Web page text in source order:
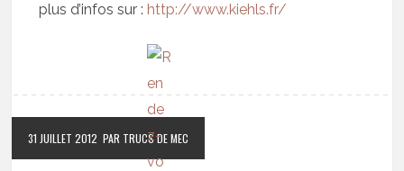
plus d’infos sur : http://www.kiehls.fr/
31 JUILLET 2012 PAR TRUCS DE MEC